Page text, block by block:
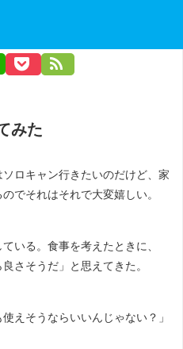
みた
ロキャン行きたいのだけど、家
でそれはそれで大変嬉しい。
いる。食事を考えたときに、
さそうだ」と思えてきた。
えそうならいいんじゃない？」